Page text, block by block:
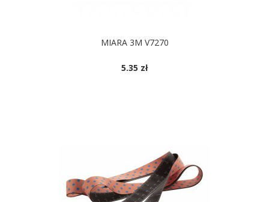
MIARA 3M V7270
5.35 zł